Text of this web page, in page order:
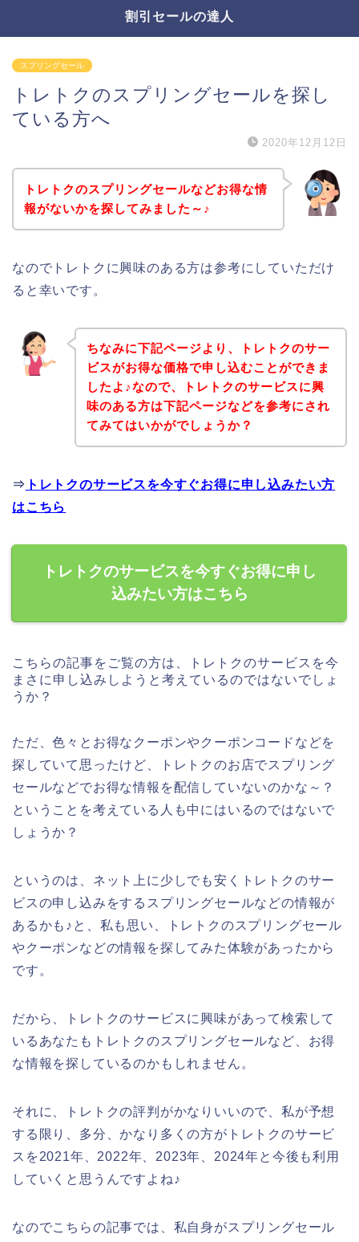
割引セールの達人
スプリングセール
トレトクのスプリングセールを探し
ている方へ
2020年12月12日
トレトクのスプリングセールなどお得な情
報がないかを探してみました～♪
なのでトレトクに興味のある方は参考にしていただけ
ると幸いです。
ちなみに下記ページより、トレトクのサー
ビスがお得な価格で申し込むことができま
したよ♪なので、トレトクのサービスに興
味のある方は下記ページなどを参考にされ
てみてはいかがでしょうか？
⇒ トレトクのサービスを今すぐお得に申し込みたい方
はこちら
トレトクのサービスを今すぐお得に申し
込みたい方はこちら
こちらの記事をご覧の方は、トレトクのサービスを今
まさに申し込みしようと考えているのではないでしょ
うか？
ただ、色々とお得なクーポンやクーポンコードなどを
探していて思ったけど、トレトクのお店でスプリング
セールなどでお得な情報を配信していないのかな～？
ということを考えている人も中にはいるのではないで
しょうか？
というのは、ネット上に少しでも安くトレトクのサー
ビスの申し込みをするスプリングセールなどの情報が
あるかも♪と、私も思い、トレトクのスプリングセール
やクーポンなどの情報を探してみた体験があったから
です。
だから、トレトクのサービスに興味があって検索して
いるあなたもトレトクのスプリングセールなど、お得
な情報を探しているのかもしれません。
それに、トレトクの評判がかなりいいので、私が予想
する限り、多分、かなり多くの方がトレトクのサービ
スを2021年、2022年、2023年、2024年と今後も利用
していくと思うんですよね♪
なのでこちらの記事では、私自身がスプリングセール